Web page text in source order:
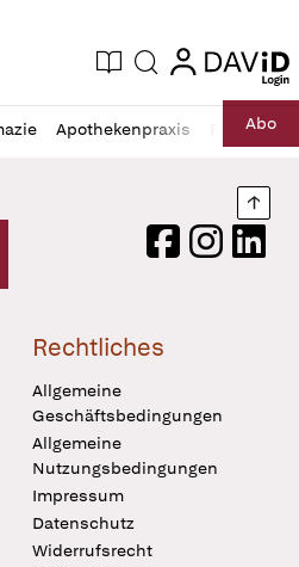
Zeitung
Aktuelle Ausgabe
Suche login
login
Apothekenpraxis RechtAbo
Logo
FacebookInstagram
Rechtliches
Allgemeine
Geschäftsbedingungen
Allgemeine
Nutzungsbedingungen
Impressum
Datenschutz
Widerrufsrecht